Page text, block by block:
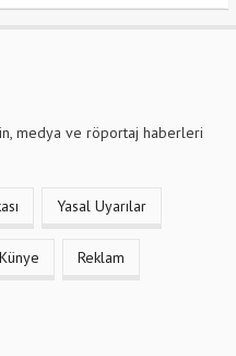
medya ve röportaj haberleri
Yasal Uyarılar
Künye Reklam